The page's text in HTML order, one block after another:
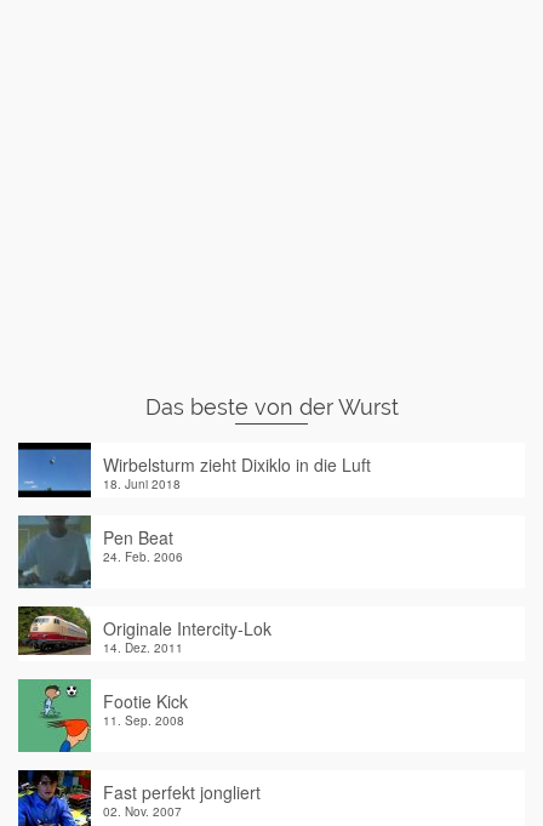
Das beste von der Wurst
Wirbelsturm zieht Dixiklo in die Luft
18. Juni 2018
Pen Beat
24. Feb. 2006
Originale Intercity-Lok
14. Dez. 2011
Footie Kick
11. Sep. 2008
Fast perfekt jongliert
02. Nov. 2007